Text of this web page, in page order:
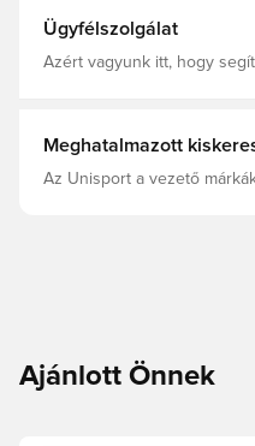
Ügyfélszolgálat
Azért vagyunk itt, hogy
Meghatalmazott
Az Unisport a vezető
Ajánlott Önnek